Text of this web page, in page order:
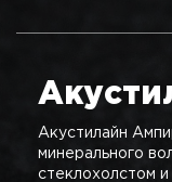
Акустилайн
минерального
стеклохолстом